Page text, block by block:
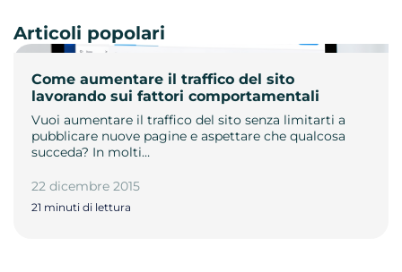
Come aumentare il traffico del sito
lavorando sui fattori comportamentali
Vuoi aumentare il traffico del sito senza limitarti a
pubblicare nuove pagine e aspettare che qualcosa
succeda? In molti…
22 dicembre 2015
21 minuti di lettura
Articoli popolari